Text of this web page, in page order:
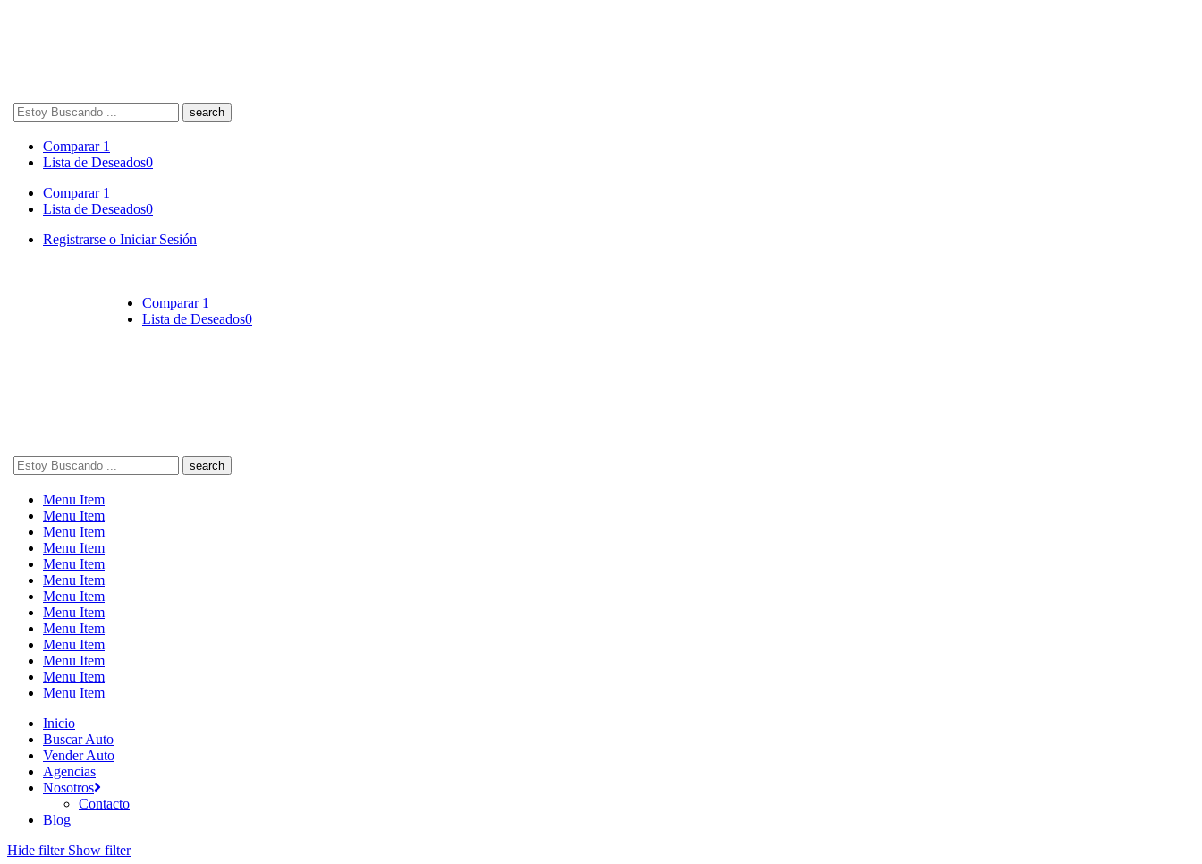
Search
here
Comparar 1
Lista de Deseados0
Comparar 1
Lista de Deseados0
Registrarse o Iniciar Sesión
Comparar 1
Lista de Deseados0
Search
here
Menu Item
Menu Item
Menu Item
Menu Item
Menu Item
Menu Item
Menu Item
Menu Item
Menu Item
Menu Item
Menu Item
Menu Item
Menu Item
Inicio
Buscar Auto
Vender Auto
Agencias
Nosotros
Contacto
Blog
Hide filter Show filter